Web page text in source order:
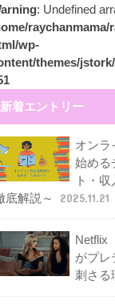
: Undefined
raychanmama/
wp-
themes/
新着エントリー
オンラ
始め
ト・
底解説～
2025.11.21
Netflix
がプレ
刺さる